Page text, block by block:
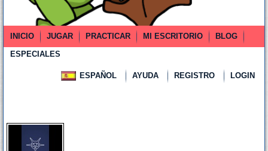
INICIO JUGAR PRACTICAR MI ESCRITORIO
BLOG
ESPECIALES
ESPAÑOL AYUDA REGISTRO LOGIN